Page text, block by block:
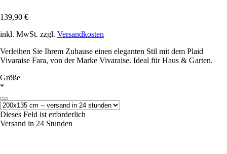
139,90 €
inkl. MwSt. zzgl. Versandkosten
Verleihen Sie Ihrem Zuhause einen eleganten Stil mit dem Plaid
Vivaraise Fara, von der Marke Vivaraise. Ideal für Haus & Garten.
Größe
*
Dieses Feld ist erforderlich
Versand in 24 Stunden